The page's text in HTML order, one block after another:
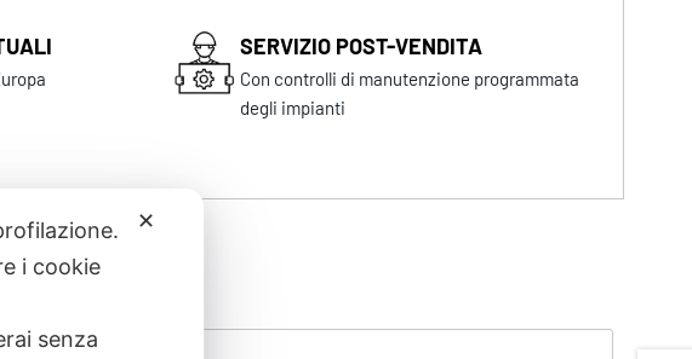
SERVIZIO POST-VENDITA
Con controlli di manutenzione programmata
degli impianti
✕
i cookie
senza